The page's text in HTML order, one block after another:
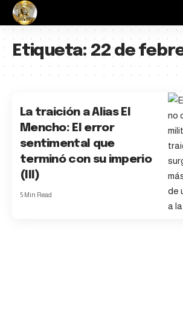
Etiqueta: 22 de
La traición a Alias El
Mencho: El error
sentimental que
terminó con su imperio
(III)
5 Min Read